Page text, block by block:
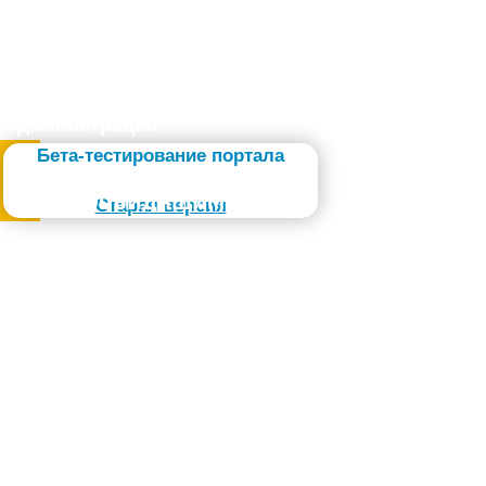
Бета-тестирование портала
Старая версия
Слабовидящим